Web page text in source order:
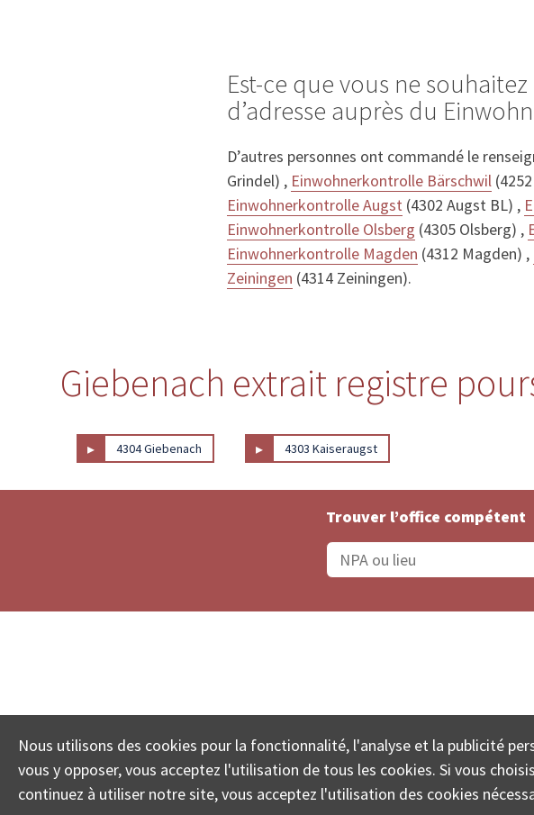
Est-ce que vous ne
d’adresse auprès du
D’autres personnes ont commandé le
Grindel) , Einwohnerkontrolle Bärschwil
Einwohnerkontrolle Augst (4302 Augst BL) ,
Einwohnerkontrolle Olsberg (4305 Olsberg) ,
Einwohnerkontrolle Magden (4312 Magden) ,
Zeiningen (4314 Zeiningen).
Giebenach extrait registre
▸ 4304 Giebenach ▸ 4303 Kaiseraugst
Trouver l’office compétent
Nous utilisons des cookies pour la fonctionnalité, l'analyse et la publicité
vous y opposer, vous acceptez l'utilisation de tous les cookies. Si vous
continuez à utiliser notre site, vous acceptez l'utilisation des cookies
© COLLECTA SA